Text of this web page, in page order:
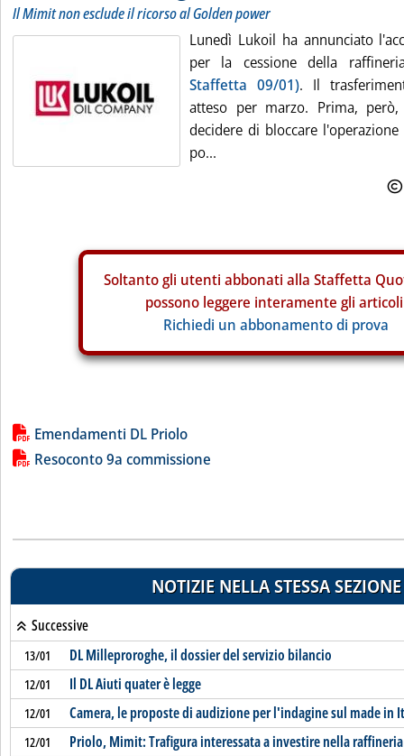
Il Mimit non esclude il ricorso al Golden power
Lunedì Lukoil ha annunciato
per la cessione della
Staffetta 09/01). Il
atteso per marzo. Prima,
decidere di bloccare
po...
Soltanto gli utenti abbonati alla Staffetta
possono leggere interamente gli
Richiedi un abbonamento di prova
Lista allegati PDF alla notizia
Emendamenti DL Priolo
Resoconto 9a commissione
NOTIZIE NELLA STESSA SEZIONE
Successive
13/01 DL Milleproroghe, il dossier del servizio bilancio
12/01 Il DL Aiuti quater è legge
12/01 Camera, le proposte di audizione per l'indagine sul made in
12/01 Priolo, Mimit: Trafigura interessata a investire nella raffineria